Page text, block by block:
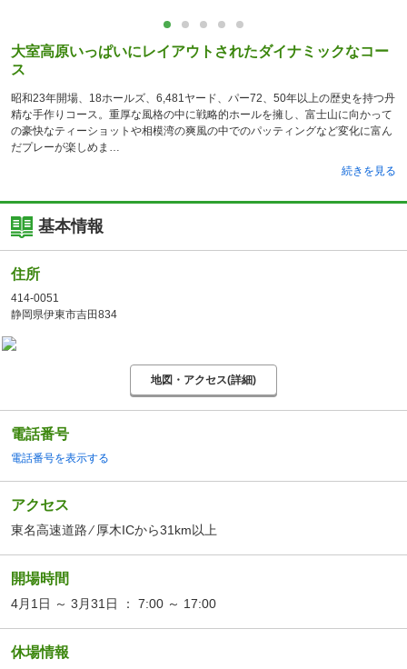
大室高原いっぱいにレイアウトされたダイナミックなコー
ス
昭和23年開場、18ホールズ、6,481ヤード、パー72、50年以上の歴史を持つ丹
精な手作りコース。重厚な風格の中に戦略的ホールを擁し、富士山に向かって
の豪快なティーショットや相模湾の爽風の中でのパッティングなど変化に富ん
だプレーが楽しめま
続きを見る
基本情報
住所
414-0051
静岡県伊東市吉田834
地図・アクセス(詳細)
電話番号
電話番号を表示する
アクセス
東名高速道路 ⁄ 厚木ICから31km以上
開場時間
4月1日 ～ 3月31日 ： 7:00 ～ 17:00
休場情報